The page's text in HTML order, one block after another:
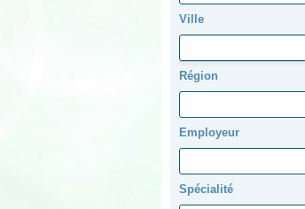
Ville
Région
Employeur
Spécialité